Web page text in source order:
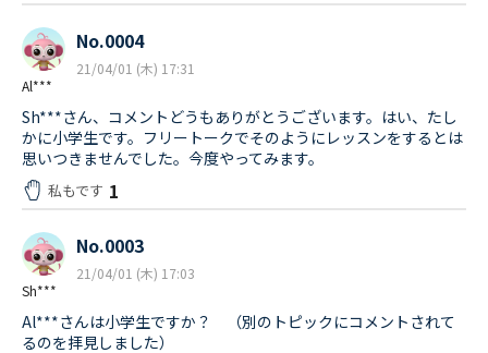
Al***
No.0004
21/04/01 (木) 17:31
Sh***さん、コメントどうもありがとうございます。はい、たし
かに小学生です。フリートークでそのようにレッスンをするとは
思いつきませんでした。今度やってみます。
私もです 1
Sh***
No.0003
21/04/01 (木) 17:03
Al***さんは小学生ですか？ （別のトピックにコメントされて
るのを拝見しました）